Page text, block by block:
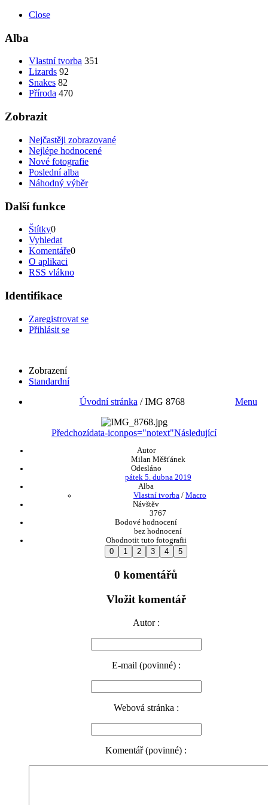
Close
Alba
Vlastní tvorba 351
Lizards 92
Snakes 82
Příroda 470
Zobrazit
Nejčastěji zobrazované
Nejlépe hodnocené
Nové fotografie
Poslední alba
Náhodný výběr
Další funkce
Štítky0
Vyhledat
Komentáře0
O aplikaci
RSS vlákno
Identifikace
Zaregistrovat se
Přihlásit se
Zobrazení
Standardní
Menu
Úvodní stránka /IMG 8768
Předchozídata-iconpos="notext"Následující
Autor
Milan Měšťánek
Odesláno
pátek 5. dubna 2019
Alba
Vlastní tvorba / Macro
Návštěv
3767
Bodové hodnocení
bez hodnocení
Ohodnotit tuto fotografii
0 komentářů
Vložit komentář
Autor :
E-mail (povinné) :
Webová stránka :
Komentář (povinné) :